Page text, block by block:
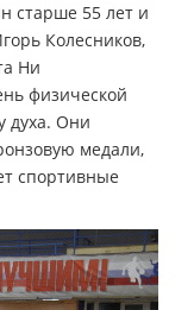
старше 55 лет и
Колесников,
Ни
физической
духа. Они
медали,
спортивные